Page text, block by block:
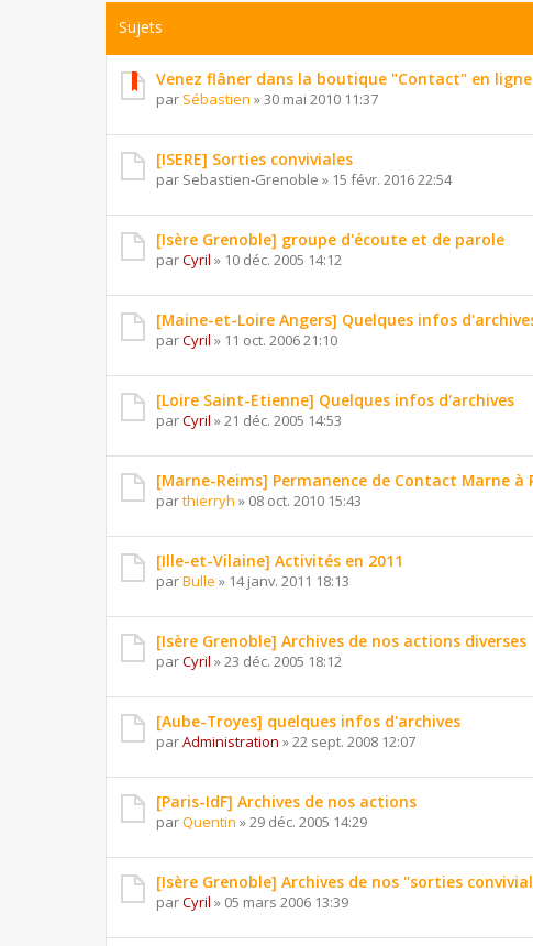
Sujets
Venez flâner dans la boutique "Contact" en
par Sébastien »30 mai 2010 11:37
[ISERE] Sorties conviviales
par Sebastien-Grenoble » 15 févr. 2016 22:54
[Isère Grenoble] groupe d'écoute et de parole
parCyril » 10 déc. 2005 14:12
[Maine-et-Loire Angers] Quelques infos
parCyril » 11 oct. 2006 21:10
[Loire Saint-Etienne] Quelques infos d'archives
parCyril »21 déc. 2005 14:53
[Marne-Reims] Permanence de Contact Marne à
parthierryh » 08 oct. 2010 15:43
[Ille-et-Vilaine] Activités en 2011
parBulle » 14 janv. 2011 18:13
[Isère Grenoble] Archives de nos actions diverses
parCyril »23 déc. 2005 18:12
[Aube-Troyes] quelques infos d'archives
parAdministration »22 sept. 2008 12:07
[Paris-IdF] Archives de nos actions
parQuentin »29 déc. 2005 14:29
[Isère Grenoble] Archives de nos ''sorties
parCyril » 05 mars 2006 13:39